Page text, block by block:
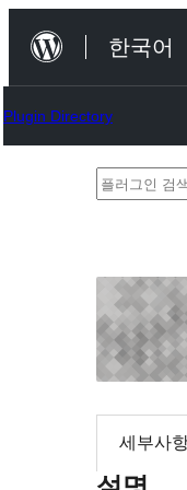
츠
로
한국어
Plugin Directory
플
인
검
색
세부사